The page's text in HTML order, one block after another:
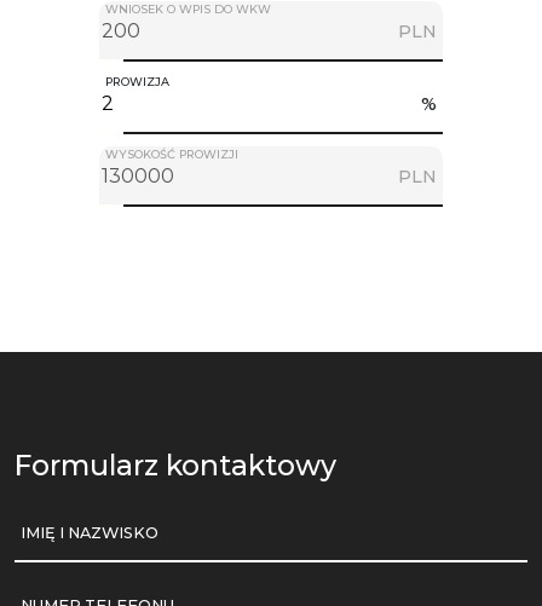
WNIOSEK O WPIS DO WKW
PLN
PROWIZJA
%
WYSOKOŚĆ PROWIZJI
PLN
Formularz kontaktowy
IMIĘ I NAZWISKO